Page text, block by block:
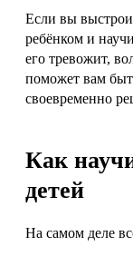
Если вы
ребёнком и
его тревожит,
поможет вам
своевременно
Как
детей
На самом деле